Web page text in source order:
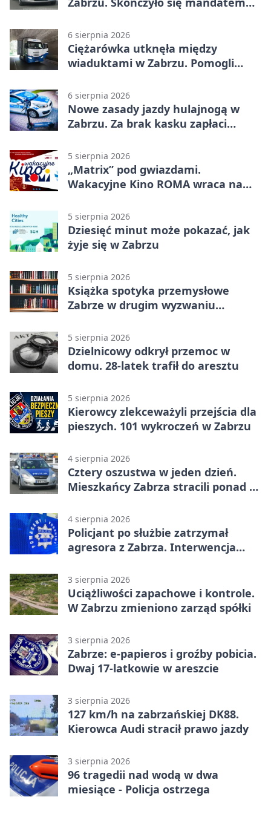
6 sierpnia 2026
Ciężarówka utknęła między
wiaduktami w Zabrzu. Pomogli
6 sierpnia 2026
Nowe zasady jazdy hulajnogą w
Zabrzu. Za brak kasku zapłaci
5 sierpnia 2026
„Matrix” pod gwiazdami.
Wakacyjne Kino ROMA wraca na
5 sierpnia 2026
Dziesięć minut może pokazać, jak
żyje się w Zabrzu
5 sierpnia 2026
Książka spotyka przemysłowe
Zabrze w drugim wyzwaniu
5 sierpnia 2026
Dzielnicowy odkrył przemoc w
domu. 28-latek trafił do aresztu
5 sierpnia 2026
Kierowcy zlekceważyli przejścia dla
pieszych. 101 wykroczeń w Zabrzu
4 sierpnia 2026
Cztery oszustwa w jeden dzień.
Mieszkańcy Zabrza stracili ponad 6
4 sierpnia 2026
Policjant po służbie zatrzymał
agresora z Zabrza. Interwencja
3 sierpnia 2026
Uciążliwości zapachowe i kontrole.
W Zabrzu zmieniono zarząd spółki
3 sierpnia 2026
Zabrze: e-papieros i groźby pobicia.
Dwaj 17-latkowie w areszcie
3 sierpnia 2026
127 km/h na zabrzańskiej DK88.
Kierowca Audi stracił prawo jazdy
3 sierpnia 2026
96 tragedii nad wodą w dwa
miesiące - Policja ostrzega